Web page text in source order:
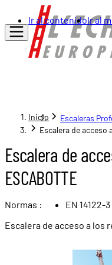
Ir al contenidoIr al
Inicio
Escaleras
Escalera de acceso
Escalera de
ESCABOTTE
Normas :
EN 14122-3
Escalera de acceso a los